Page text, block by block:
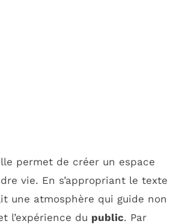
permet de créer un espace
vie. En s’appropriant le texte
une atmosphère qui guide non
l’expérience du public. Par